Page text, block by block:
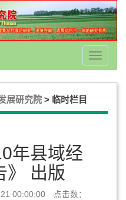
Toggle
展研究院 > 临时栏目
年县域经
》 出版
00:00:00 点击数：